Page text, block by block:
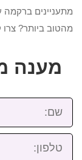
מתעניינים
מהטוב ביותר?
מענה מיידי:
שם:
טלפון: